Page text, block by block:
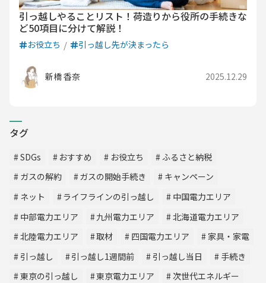
引っ越しやることリスト！荷造りから役所の手続きな
ど50項目に分けて解説！
お役立ち 引っ越し先が決まったら
新橋 香奈 2025.12.29
タグ
SDGs おすすめ お役立ち
ふるさと納税
ガスの解約
ガスの開始手続き
キャンペーン
ネット
ライフラインの引っ越し
中国電力エリア
中部電力エリア
九州電力エリア
北海道電力エリア
北陸電力エリア
取材 四国電力エリア
家具・家電
引っ越し
引っ越し1週間前 引っ越し当日
手続き
東京の引っ越し
東京電力エリア
次世代エネルギー